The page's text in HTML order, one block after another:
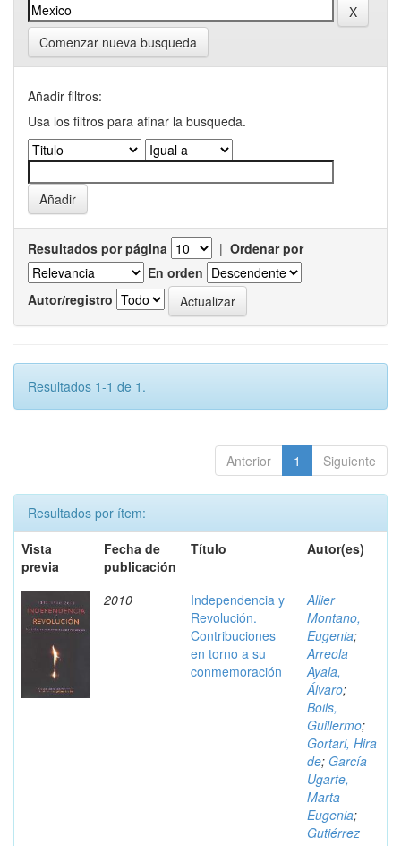
Comenzar nueva busqueda
Añadir filtros:
Usa los filtros para afinar la busqueda.
Resultados por página | Ordenar por
En orden
Autor/registro
Resultados 1-1 de 1.
Anterior 1 Siguiente
Resultados por ítem:
Vista
previa
Fecha de
publicación
Título Autor(es)
2010
Independencia y
Revolución.
Contribuciones
en torno a su
conmemoración
Allier
Montano,
Eugenia;
Arreola
Ayala,
Álvaro;
Boils,
Guillermo;
Gortari, Hira
de; García
Ugarte,
Marta
Eugenia;
Gutiérrez